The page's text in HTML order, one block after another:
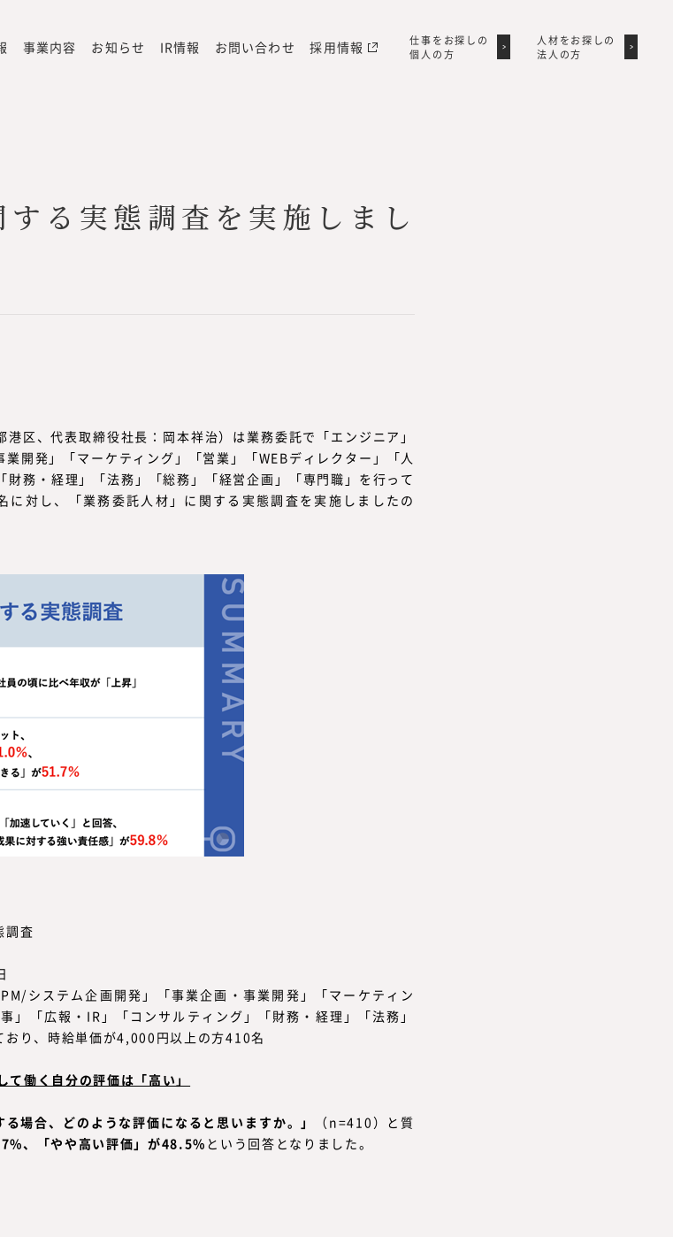
事業内容 お知らせ IR情報 お問い合わせ 採用情報
仕事をお探しの
個人の方
仕事をお探しの
個人の方
人材をお探しの
法人の方
人材をお探しの
法人の方
る実態調査を実施しまし
区、代表取締役社長：岡本祥治）は業務委託で「エンジニア」
開発」「マーケティング」「営業」「WEBディレクター」「人
務・経理」「法務」「総務」「経営企画」「専門職」を行って
対し、「業務委託人材」に関する実態調査を実施しましたの
調査
システム企画開発」「事業企画・事業開発」「マーケティン
」「広報・IR」「コンサルティング」「財務・経理」「法務」
おり、時給単価が4,000円以上の方410名
働く自分の評価は「高い」
場合、どのような評価になると思いますか。」
（n=410）と質
、「やや高い評価」が48.5% という回答となりました。